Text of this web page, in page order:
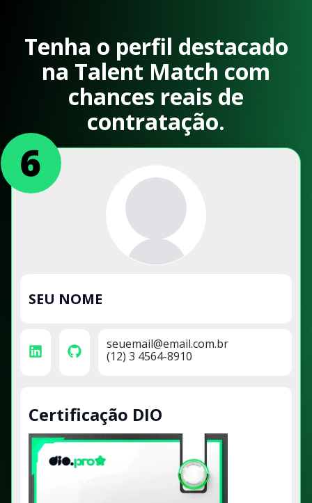
Tenha o perfil destacado
na Talent Match com
chances reais de
contratação.
SEU NOME
seuemail@email.com.br
(12) 3 4564-8910
Certificação DIO